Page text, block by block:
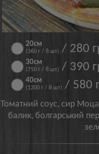
20см
(360 г / 8 шт) / 280
30см
(750 г / 8 шт) / 390
40см
(1200 г / 8 шт) / 580
Томатний соус, сир
балик, болгарський